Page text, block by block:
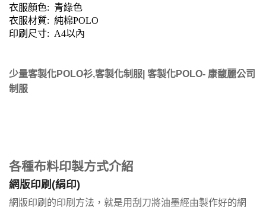
衣服顏色: 青綠色
衣服材質: 純棉POLO
印刷尺寸: A4以內
少量客製化POLO衫,客製化制服| 客製化POLO- 康馥麗公司
制服
各種布料印製方式介紹
網版印刷(絹印)
網版印刷的印刷方法，就是用刮刀將油墨經由製作好的網